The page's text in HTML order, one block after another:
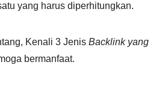
yang harus diperhitungkan.
Kenali 3 JenisBacklink yang
bermanfaat.